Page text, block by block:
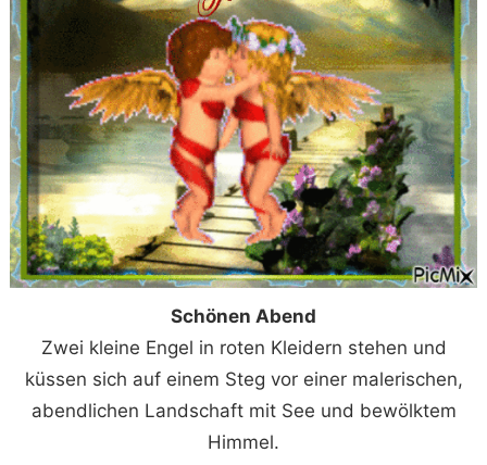
Schönen Abend
Zwei kleine Engel in roten Kleidern stehen und
küssen sich auf einem Steg vor einer malerischen,
abendlichen Landschaft mit See und bewölktem
Himmel.